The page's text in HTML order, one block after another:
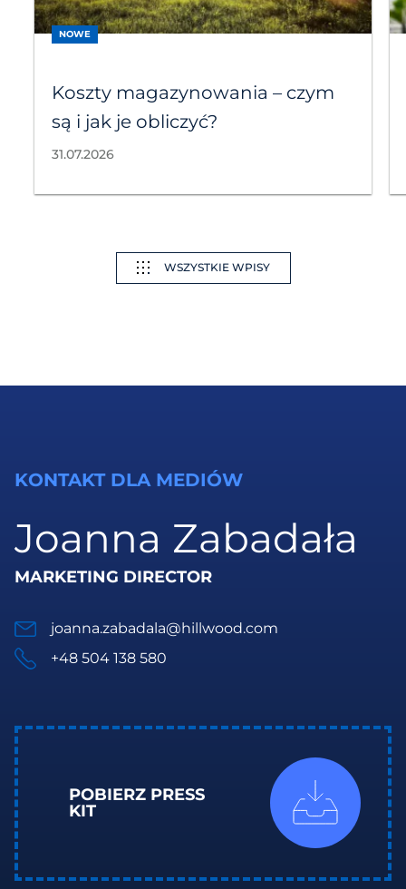
NOWE
Koszty magazynowania – czym
są i jak je obliczyć?
31.07.2026
WSZYSTKIE WPISY
KONTAKT DLA MEDIÓW
Joanna Zabadała
MARKETING DIRECTOR
joanna.zabadala@hillwood.com
+48 504 138 580
POBIERZ PRESS
KIT